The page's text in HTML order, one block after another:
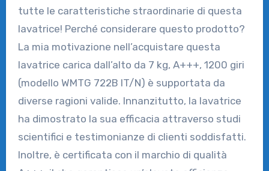
tutte le caratteristiche straordinarie di questa
lavatrice! Perché considerare questo prodotto?
La mia motivazione nell’acquistare questa
lavatrice carica dall’alto da 7 kg, A+++, 1200 giri
(modello WMTG 722B IT/N) è supportata da
diverse ragioni valide. Innanzitutto, la lavatrice
ha dimostrato la sua efficacia attraverso studi
scientifici e testimonianze di clienti soddisfatti.
Inoltre, è certificata con il marchio di qualità